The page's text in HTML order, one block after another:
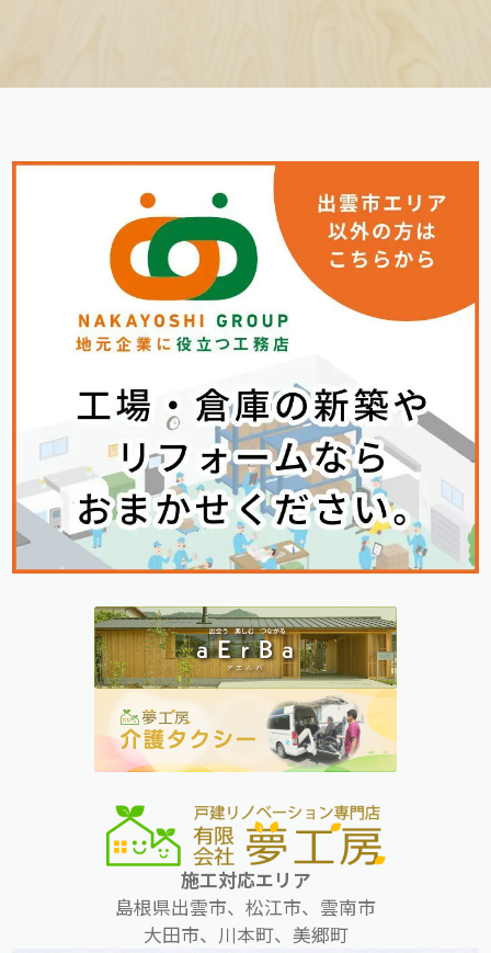
施工対応エリア
島根県出雲市、松江市、雲南市
大田市、川本町、美郷町